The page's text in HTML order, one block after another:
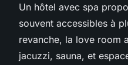
Un hôtel avec spa
souvent accessibles à
revanche, la love room
jacuzzi, sauna, et